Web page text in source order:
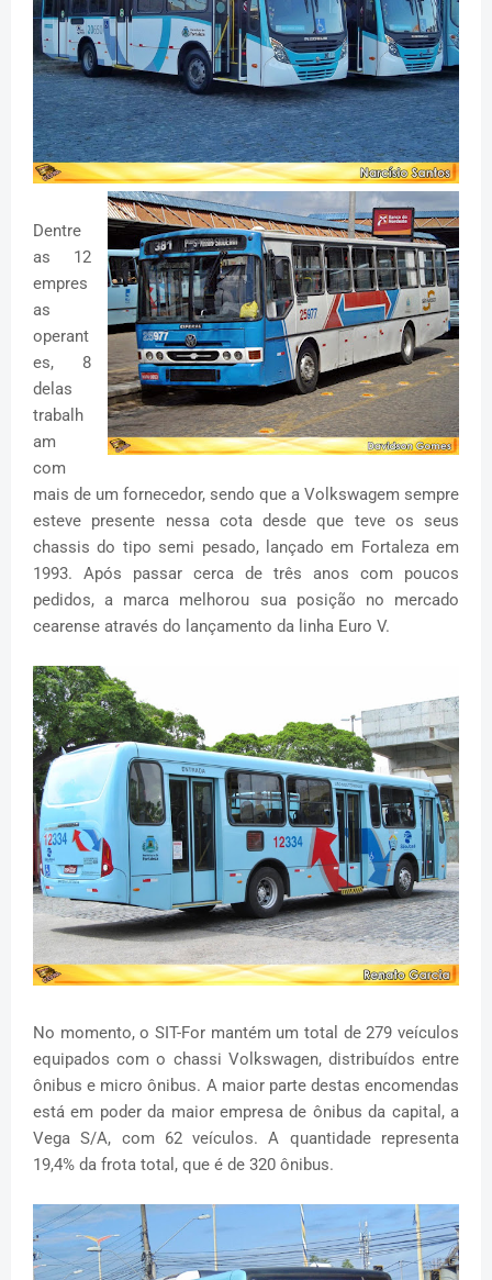
Dentre
as 12
empres
as
operant
es, 8
delas
trabalh
am
com
mais de um fornecedor, sendo que a Volkswagem sempre
esteve presente nessa cota desde que teve os seus
chassis do tipo semi pesado, lançado em Fortaleza em
1993. Após passar cerca de três anos com poucos
pedidos, a marca melhorou sua posição no mercado
cearense através do lançamento da linha Euro V.
No momento, o SIT-For mantém um total de 279 veículos
equipados com o chassi Volkswagen, distribuídos entre
ônibus e micro ônibus. A maior parte destas encomendas
está em poder da maior empresa de ônibus da capital, a
Vega S/A, com 62 veículos. A quantidade representa
19,4% da frota total, que é de 320 ônibus.